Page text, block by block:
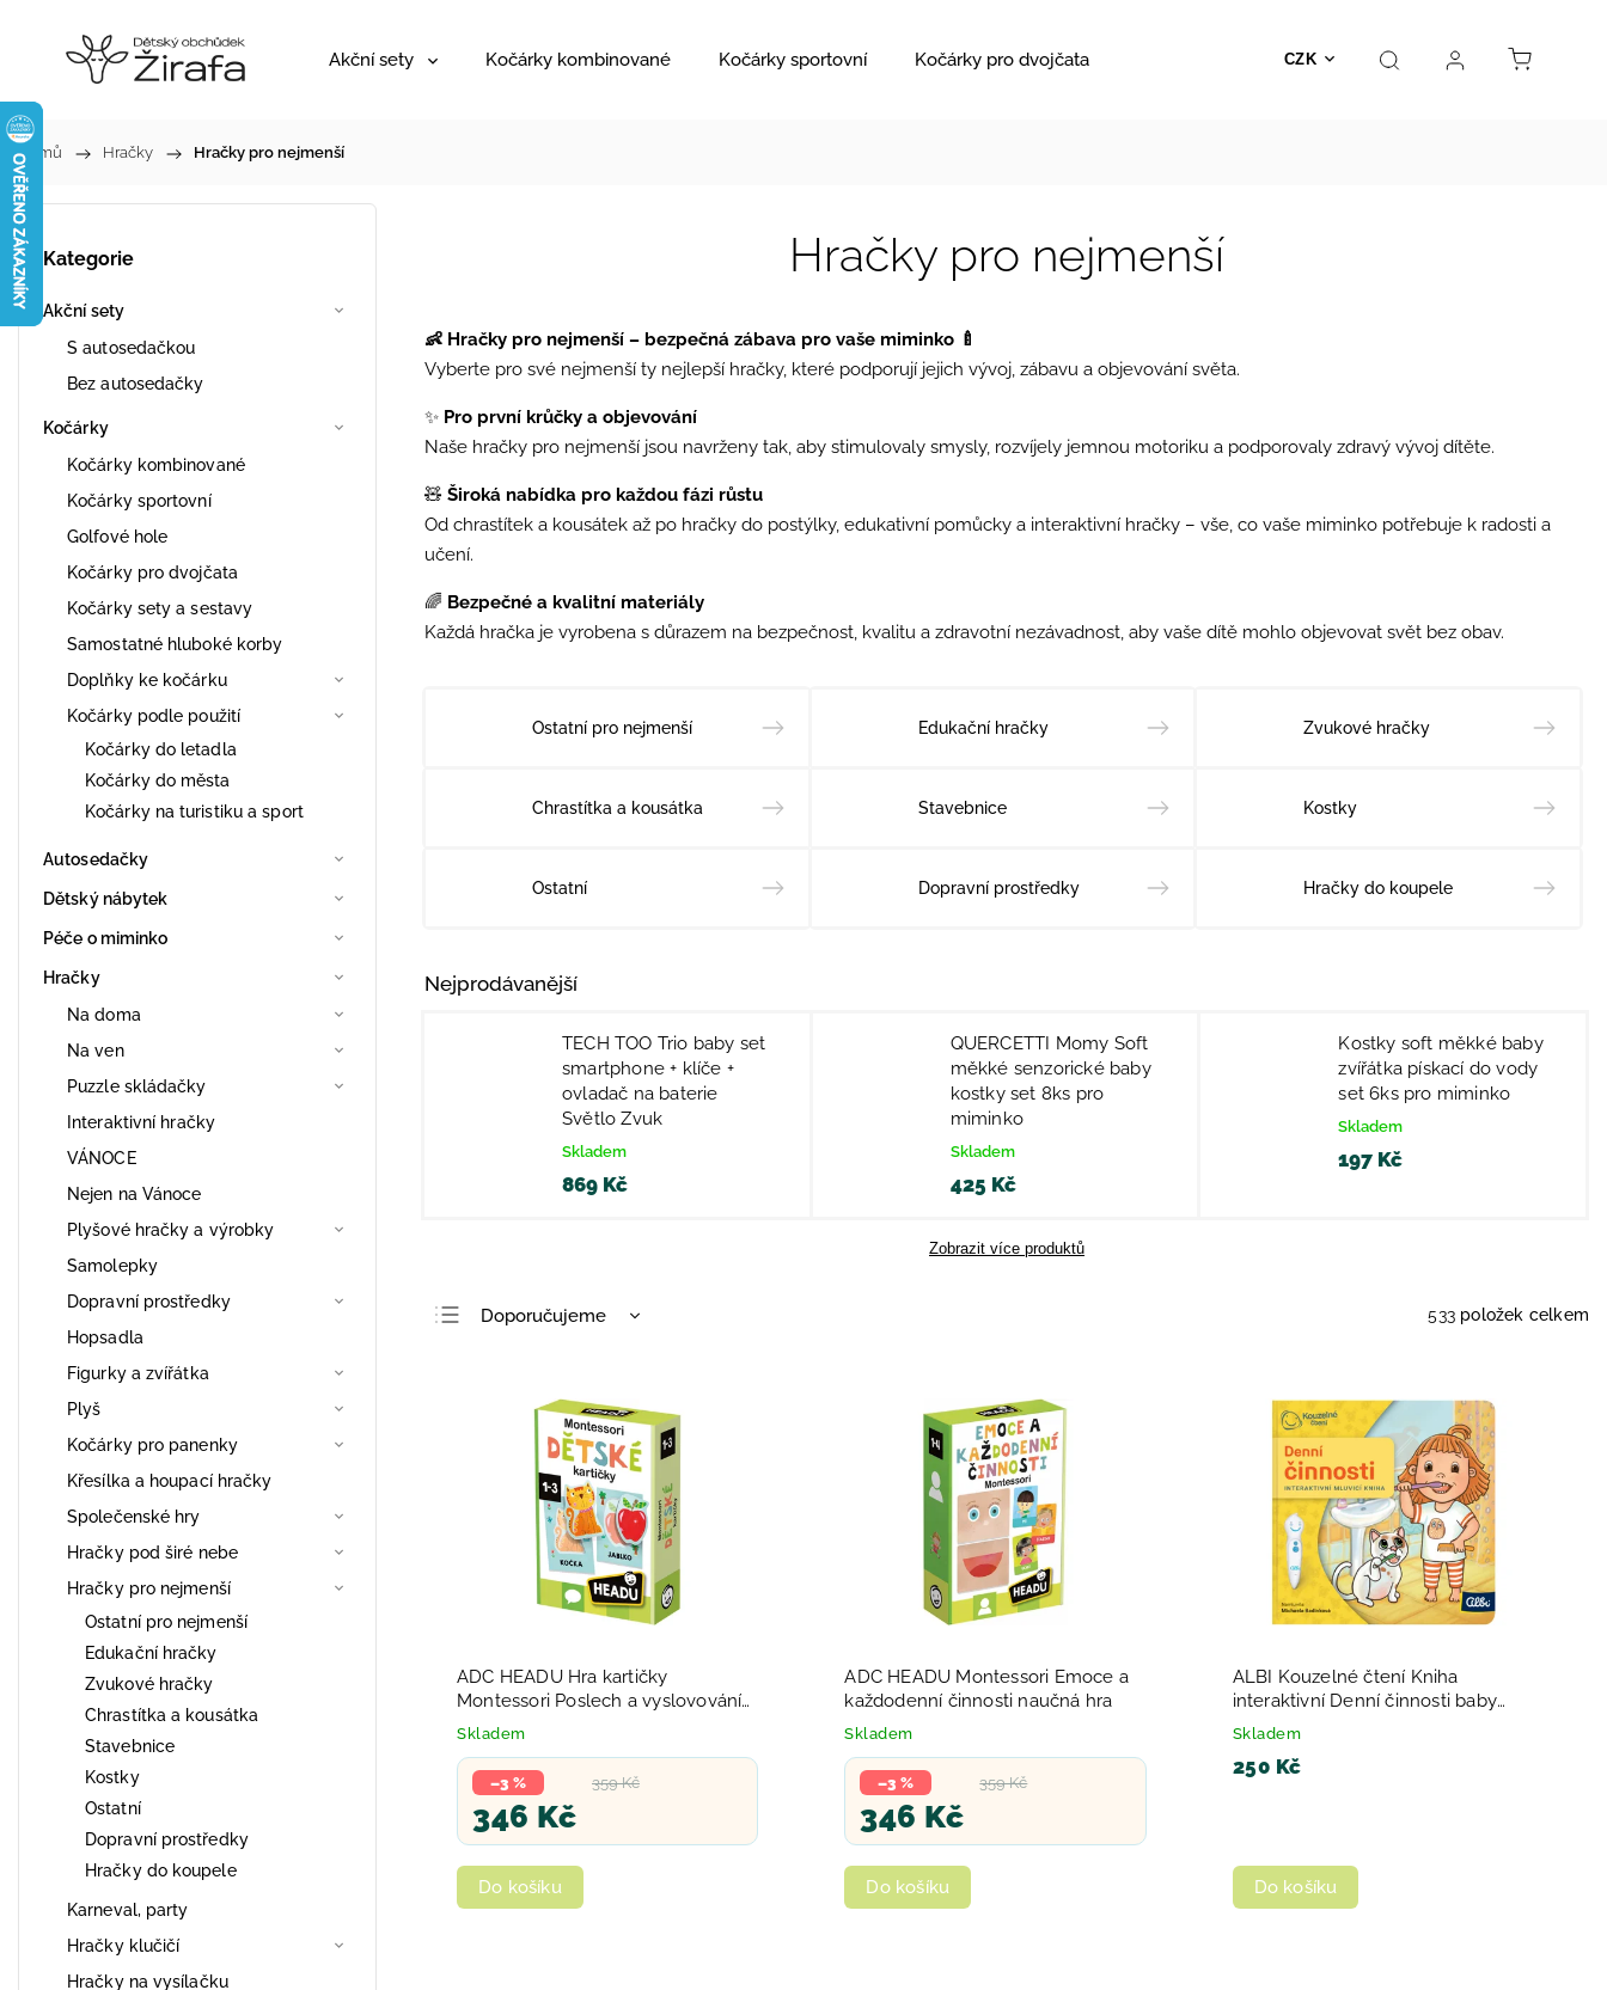
CZK
Akční sety Kočárky kombinované Kočárky sportovní Kočárky pro dvojčata Hračky Prodejna Kontakt
Domů / Hračky / Hračky pro nejmenší
Kategorie
Akční sety
S autosedačkou
Bez autosedačky
Kočárky
Kočárky kombinované
Kočárky sportovní
Golfové hole
Kočárky pro dvojčata
Kočárky sety a sestavy
Samostatné hluboké korby
Doplňky ke kočárku
Kočárky podle použití
Kočárky do letadla
Kočárky do města
Kočárky na turistiku a sport
Autosedačky
Dětský nábytek
Péče o miminko
Hračky
Na doma
Na ven
Puzzle skládačky
Interaktivní hračky
VÁNOCE
Nejen na Vánoce
Plyšové hračky a výrobky
Samolepky
Dopravní prostředky
Hopsadla
Figurky a zvířátka
Plyš
Kočárky pro panenky
Křesílka a houpací hračky
Společenské hry
Hračky pod širé nebe
Hračky pro nejmenší
Ostatní pro nejmenší
Edukační hračky
Zvukové hračky
Chrastítka a kousátka
Stavebnice
Kostky
Ostatní
Dopravní prostředky
Hračky do koupele
Karneval, party
Hračky klučičí
Hračky na vysílačku
Hračky pro nejmenší
👶 Hračky pro nejmenší – bezpečná zábava pro vaše miminko 🍼
Vyberte pro své nejmenší ty nejlepší hračky, které podporují jejich vývoj, zábavu a objevování světa.
✨ Pro první krůčky a objevování
Naše hračky pro nejmenší jsou navrženy tak, aby stimulovaly smysly, rozvíjely jemnou motoriku a podporovaly zdravý vývoj dítěte.
🧸 Široká nabídka pro každou fázi růstu
Od chrastítek a kousátek až po hračky do postýlky, edukativní pomůcky a interaktivní hračky – vše, co vaše miminko potřebuje k radosti a
učení.
🌈 Bezpečné a kvalitní materiály
Každá hračka je vyrobena s důrazem na bezpečnost, kvalitu a zdravotní nezávadnost, aby vaše dítě mohlo objevovat svět bez obav.
Ostatní pro nejmenší Edukační hračky Zvukové hračky
Chrastítka a kousátka Stavebnice Kostky
Ostatní Dopravní prostředky Hračky do koupele
Nejprodávanější
TECH TOO Trio baby set
smartphone + klíče +
ovladač na baterie
Světlo Zvuk
Skladem
869 Kč
QUERCETTI Momy Soft
měkké senzorické baby
kostky set 8ks pro
miminko
Skladem
425 Kč
Kostky soft měkké baby
zvířátka pískací do vody
set 6ks pro miminko
Skladem
197 Kč
Zobrazit více produktů
Doporučujeme
Nejprodávanější
Abecedně
533 položek celkem
ADC HEADU Hra kartičky
Montessori Poslech a vyslovování
prvních slov
Skladem
359 Kč
–3 %
346 Kč
Do košíku
ADC HEADU Montessori Emoce a
každodenní činnosti naučná hra
Skladem
359 Kč
–3 %
346 Kč
Do košíku
ALBI Kouzelné čtení Kniha
interaktivní Denní činnosti baby
minikniha
Skladem
250 Kč
Do košíku